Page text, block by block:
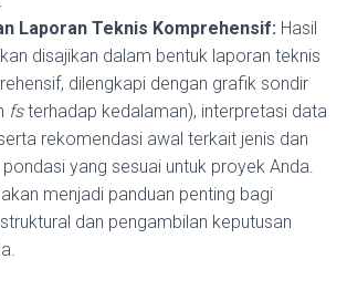
Laporan Teknis Komprehensif: Hasil
disajikan dalam bentuk laporan teknis
dilengkapi dengan grafik sondir
fsterhadap kedalaman), interpretasi data
rekomendasi awal terkait jenis dan
yang sesuai untuk proyek Anda.
menjadi panduan penting bagi
dan pengambilan keputusan